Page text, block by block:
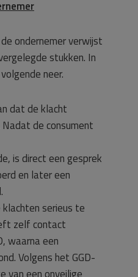
ondernemer verwijst
stukken. In
neer.
dat de klacht
de consument
is direct een gesprek
en later een
serieus te
zelf contact
waarna een
Volgens het GGD-